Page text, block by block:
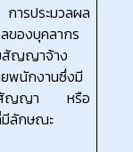
ารประมวลผล
ของบุคลากร
สัญญาจ้าง
พนักงานซึ่งมี
คู่สัญญา หรือ
ลักษณะ